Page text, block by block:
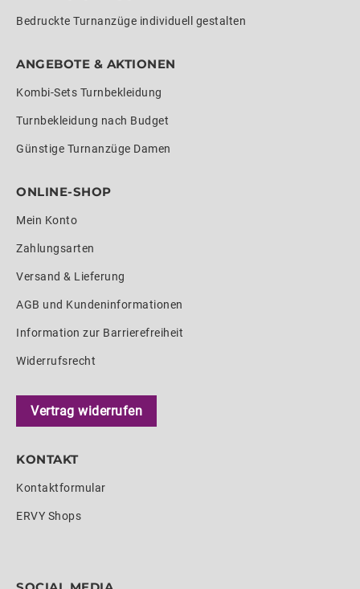
Bedruckte Turnanzüge individuell gestalten
ANGEBOTE & AKTIONEN
Kombi-Sets Turnbekleidung
Turnbekleidung nach Budget
Günstige Turnanzüge Damen
ONLINE-SHOP
Mein Konto
Zahlungsarten
Versand & Lieferung
AGB und Kundeninformationen
Information zur Barrierefreiheit
Widerrufsrecht
Vertrag widerrufen
KONTAKT
Kontaktformular
ERVY Shops